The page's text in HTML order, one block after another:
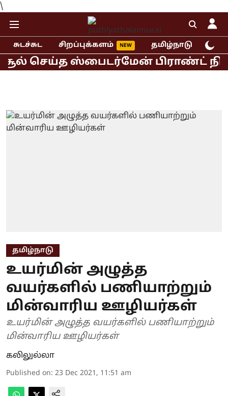
\
சுடச்சுட சிறப்புக்களம் தமிழ்நாடு
செய்த ஸ்பைடர்மேன் பிராண்ட் நியூ
தமிழ்நாடு
உயர்மின் அழுத்த
வயர்களில் பணியாற்றும்
மின்வாரிய ஊழியர்கள்
உயர்மின் அழுத்த வயர்களில் பணியாற்றும்
மின்வாரிய ஊழியர்கள்
கலிலுல்லா
Published on: 23 Dec 2021, 11:51 am